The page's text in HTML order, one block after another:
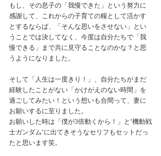
もし、その息子の「我慢できた」という努力に
感謝して、これからの子育ての糧として活かす
とするならば、「そんな思いをさせない」とい
うことでは決してなく、今度は自分たちで「我
慢できる」まで共に見守ることなのかな？と思
うようになりました。
そして「人生は一度きり！」、自分たちがまだ
経験したことがない「かけがえのない時間」を
過ごしてみたい！という想いも合間って、妻に
お願いするに至りました。
お願いした時は「僕が3倍動くから！」と"機動戦
士ガンダム"に出てきそうなセリフもセットだっ
たと思います笑。